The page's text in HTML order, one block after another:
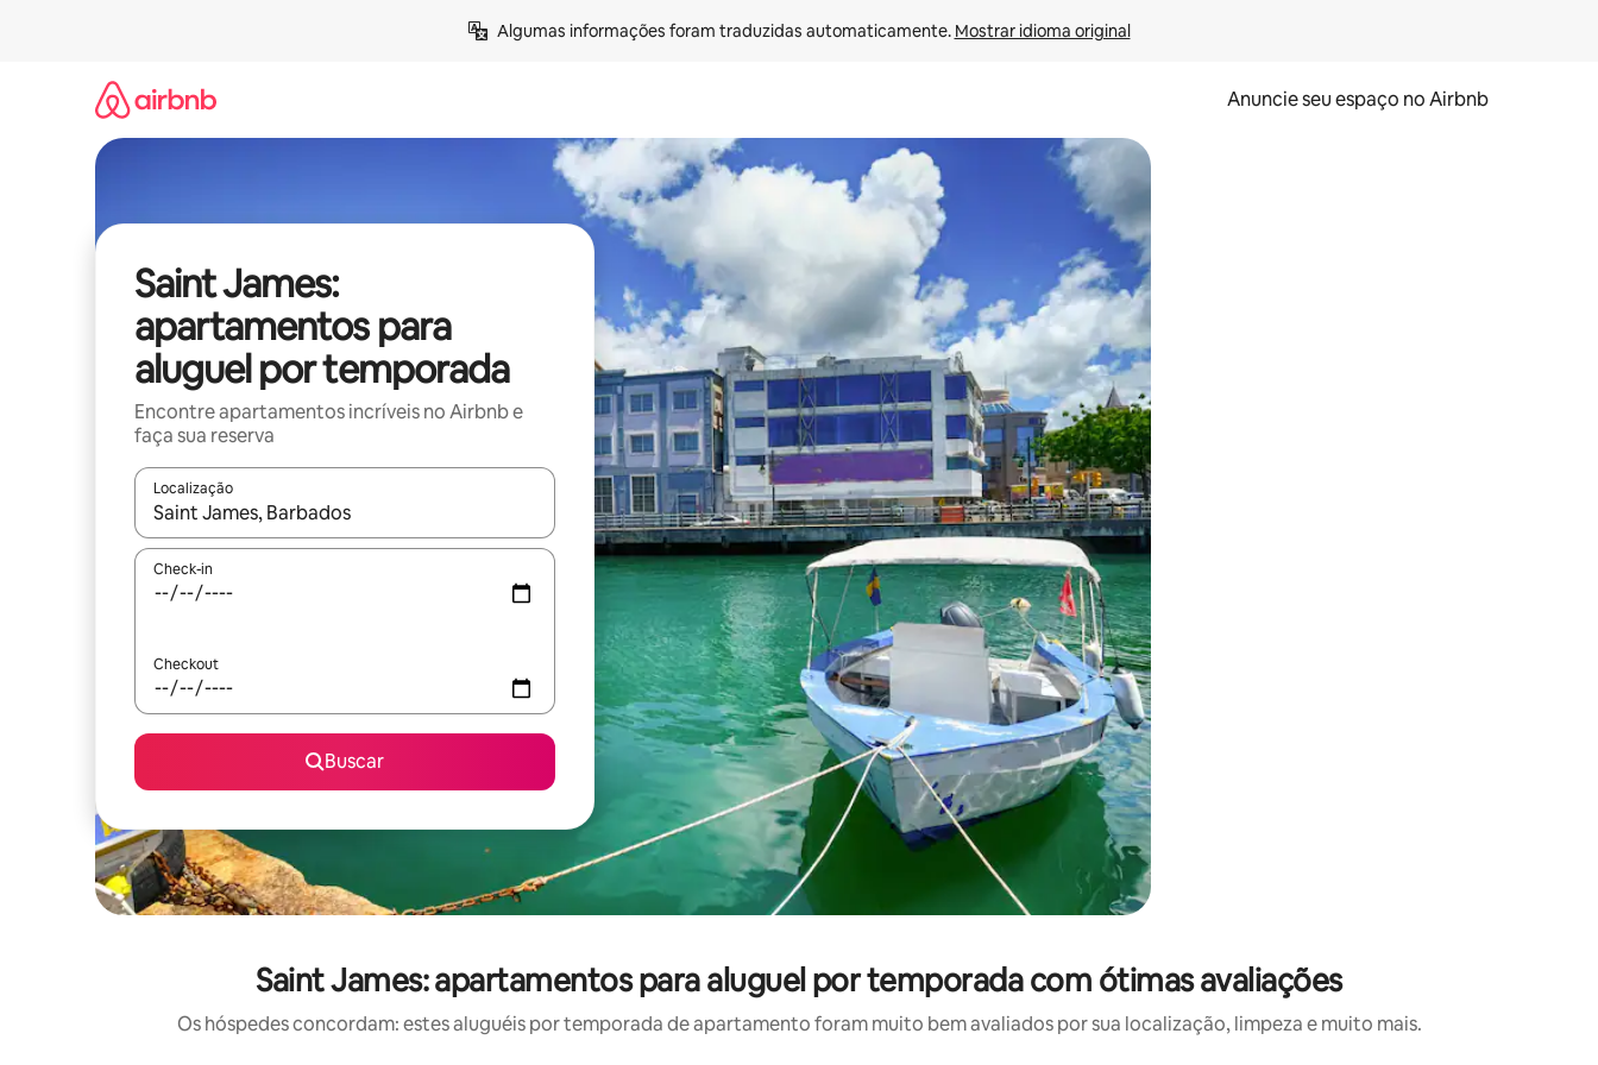
Algumas informações foram traduzidas automaticamente. Mostrar idioma original
Anuncie seu espaço no Airbnb
Saint James:
apartamentos para
aluguel por temporada
Encontre apartamentos incríveis no Airbnb e
faça sua reserva
Localização
Quando os resultados estiverem disponíveis, explore-os usando as seta para cima e para baixo do teclado ou tocando e deslizando o dedo na tela.
Check-in
Checkout
Buscar
Saint James: apartamentos para aluguel por temporada com ótimas avaliações
Os hóspedes concordam: estes aluguéis por temporada de apartamento foram muito bem avaliados por sua localização, limpeza e muito mais.